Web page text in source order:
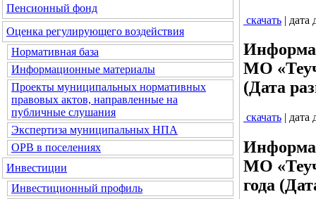
Пенсионный фонд
Оценка регулирующего воздействия
Нормативная база
Информационные материалы
Проекты муниципальных нормативных
правовых актов, направленные на
публичные слушания
Экспертиза муниципальных НПА
ОРВ в поселениях
Инвестиции
Инвестиционный профиль
скачать | дата
МО
(Дата
скачать | дата
МО
года